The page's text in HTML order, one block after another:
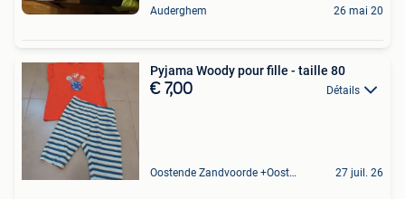
Auderghem 26 mai 20
Pyjama Woody pour fille - taille 80
€ 7,00 Détails
Oostende Zandvoorde +Oostende 27 juil. 26